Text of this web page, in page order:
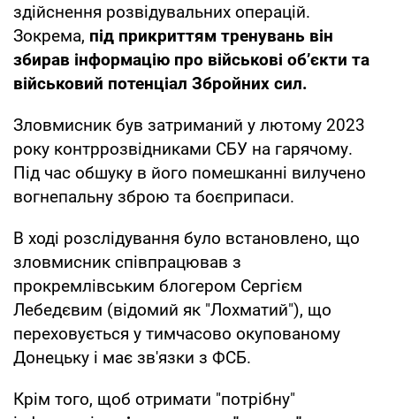
здійснення розвідувальних операцій.
Зокрема, під прикриттям тренувань він
збирав інформацію про військові об’єкти та
військовий потенціал Збройних сил.
Зловмисник був затриманий у лютому 2023
року контррозвідниками СБУ на гарячому.
Під час обшуку в його помешканні вилучено
вогнепальну зброю та боєприпаси.
В ході розслідування було встановлено, що
зловмисник співпрацював з
прокремлівським блогером Сергієм
Лебедєвим (відомий як "Лохматий"), що
переховується у тимчасово окупованому
Донецьку і має зв'язки з ФСБ.
Крім того, щоб отримати "потрібну"